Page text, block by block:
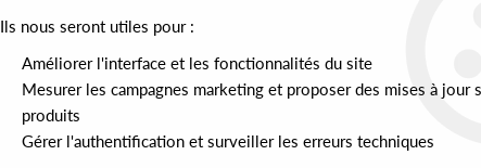
ALL STOCK EXCLUSIVES PRESALES
Ils nous seront utiles pour :
Améliorer l'interface et les fonctionnalités du site
Mesurer les campagnes marketing et proposer des mises à jour
produits
Gérer l'authentification et surveiller les erreurs techniques